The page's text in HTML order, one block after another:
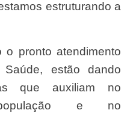
estruturando a
estão dando
que auxiliam no
e no